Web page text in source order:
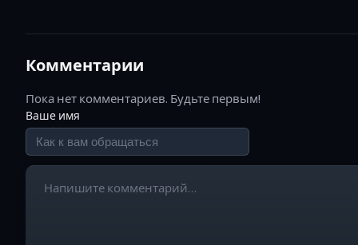
Комментарии
Пока нет комментариев. Будьте первым!
Ваше имя